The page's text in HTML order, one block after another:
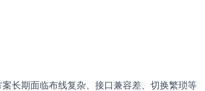
长期面临布线复杂、接口兼容差、切换繁琐等